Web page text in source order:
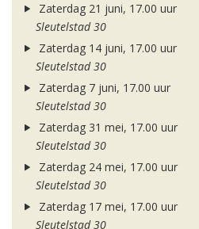
Zaterdag 21 juni, 17.00 uur
Sleutelstad 30
Zaterdag 14 juni, 17.00 uur
Sleutelstad 30
Zaterdag 7 juni, 17.00 uur
Sleutelstad 30
Zaterdag 31 mei, 17.00 uur
Sleutelstad 30
Zaterdag 24 mei, 17.00 uur
Sleutelstad 30
Zaterdag 17 mei, 17.00 uur
Sleutelstad 30